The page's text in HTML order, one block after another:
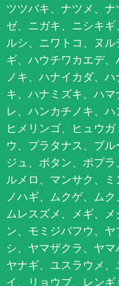
ツツバキ、ナツメ、
ゼ、ニガキ、ニシキ
ルシ、ニワトコ、ヌ
ギ、ハウチワカエデ
ノキ、ハナイカダ、
キ、ハナミズキ、ハ
レ、ハンカチノキ、ハ
ヒメリンゴ、ヒュウ
ウ、プラタナス、ブ
ジュ、ボタン、ポプ
ルメロ、マンサク、
ノハギ、ムクゲ、ムク
ムレスズメ、メギ、
ン、モミジバフウ、
シ、ヤマザクラ、ヤ
ヤナギ、ユスラウメ
イ、リョウブ、レンギ